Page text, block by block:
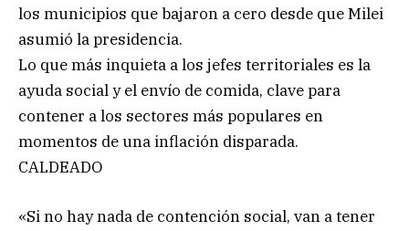
los municipios que bajaron a cero desde que Milei
asumió la presidencia.
Lo que más inquieta a los jefes territoriales es la
ayuda social y el envío de comida, clave para
contener a los sectores más populares en
momentos de una inflación disparada.
CALDEADO
«Si no hay nada de contención social, van a tener